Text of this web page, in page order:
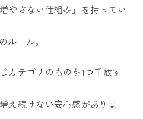
やさない仕組み」を持ってい
ルール。
カテゴリのものを1つ手放す
え続けない安心感がありま